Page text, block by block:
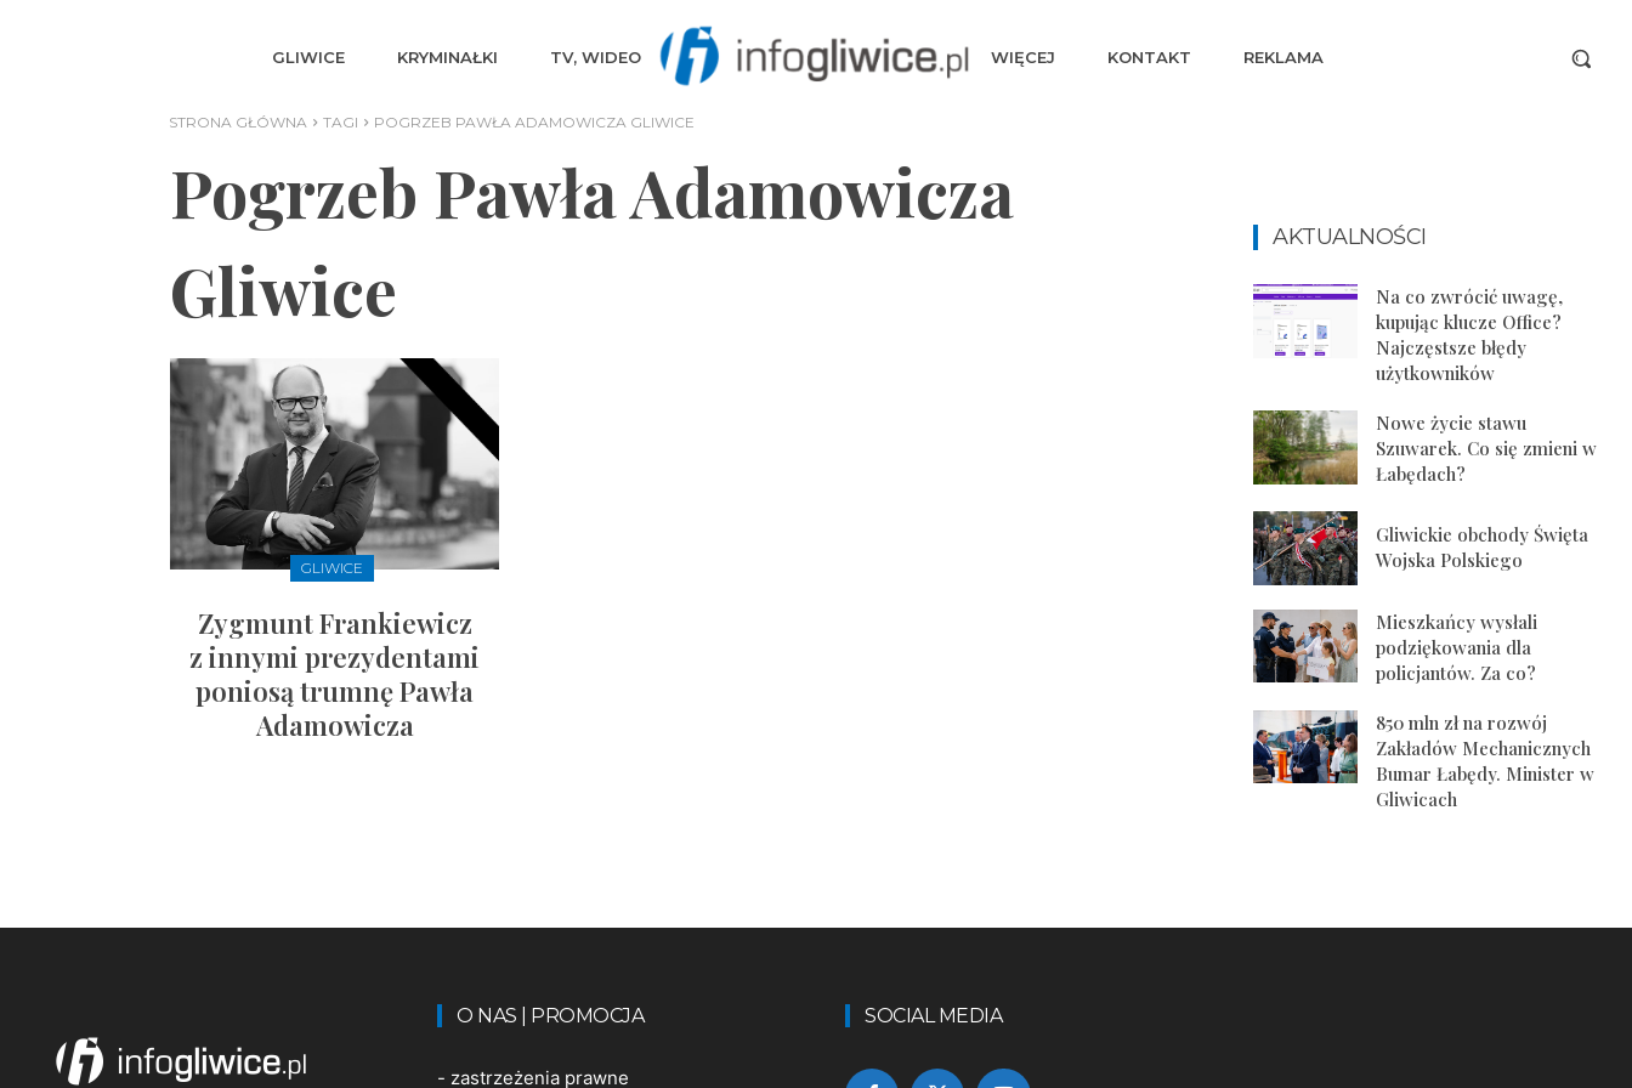
GLIWICE KRYMINAŁKI TV, WIDEO WIĘCEJ KONTAKT REKLAMA
STRONA GŁÓWNA TAGI POGRZEB PAWŁA ADAMOWICZA GLIWICE
Pogrzeb Pawła Adamowicza
Gliwice
GLIWICE
Zygmunt Frankiewicz
z innymi prezydentami
poniosą trumnę Pawła
Adamowicza
AKTUALNOŚCI
Na co zwrócić uwagę,
kupując klucze Office?
Najczęstsze błędy
użytkowników
Nowe życie stawu
Szuwarek. Co się zmieni w
Łabędach?
Gliwickie obchody Święta
Wojska Polskiego
Mieszkańcy wysłali
podziękowania dla
policjantów. Za co?
850 mln zł na rozwój
Zakładów Mechanicznych
Bumar Łabędy. Minister w
Gliwicach
O NAS | PROMOCJA
- zastrzeżenia prawne
SOCIAL MEDIA